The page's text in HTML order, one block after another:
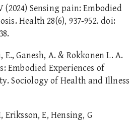
(2024) Sensing pain: Embodied
Health 28(6), 937-952. doi:
Ganesh, A. & Rokkonen L. A.
Embodied Experiences of
Sociology of Health and Illness
E, Hensing, G